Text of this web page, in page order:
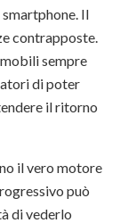
Il
contrapposte.
sempre
di poter
il ritorno
il vero motore
può
di vederlo